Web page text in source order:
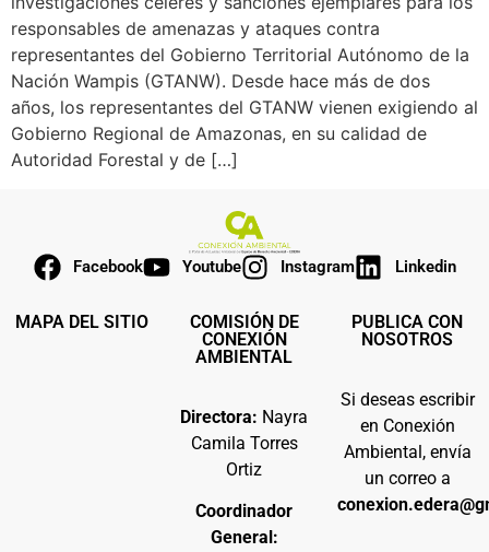
responsables de amenazas y ataques contra
representantes del Gobierno Territorial Autónomo de la
Nación Wampis (GTANW). Desde hace más de dos
años, los representantes del GTANW vienen exigiendo al
Gobierno Regional de Amazonas, en su calidad de
Autoridad Forestal y de […]
Facebook Youtube Instagram Linkedin
MAPA DEL SITIO
COMISIÓN DE
CONEXIÓN
AMBIENTAL
Directora: Nayra
Camila Torres
Ortiz
Coordinador
General:
PUBLICA CON
NOSOTROS
Si deseas escribir
en Conexión
Ambiental, envía
un correo a